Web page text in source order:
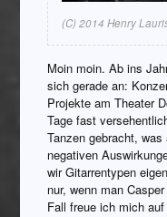
(C) 2014 Henry
Moin moin. Ab ins
sich gerade an:
Projekte am Theater
Tage fast
Tanzen gebracht,
negativen
wir Gitarrentypen
nur, wenn man
Fall freue ich mich